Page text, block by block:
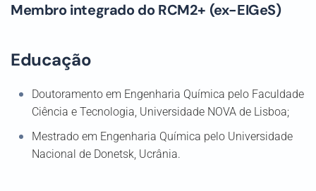
Membro integrado do RCM2+ (ex-EIGeS)
Educação
Doutoramento em Engenharia Química pelo Faculdade
Ciência e Tecnologia, Universidade NOVA de Lisboa;
Mestrado em Engenharia Química pelo Universidade
Nacional de Donetsk, Ucrânia.